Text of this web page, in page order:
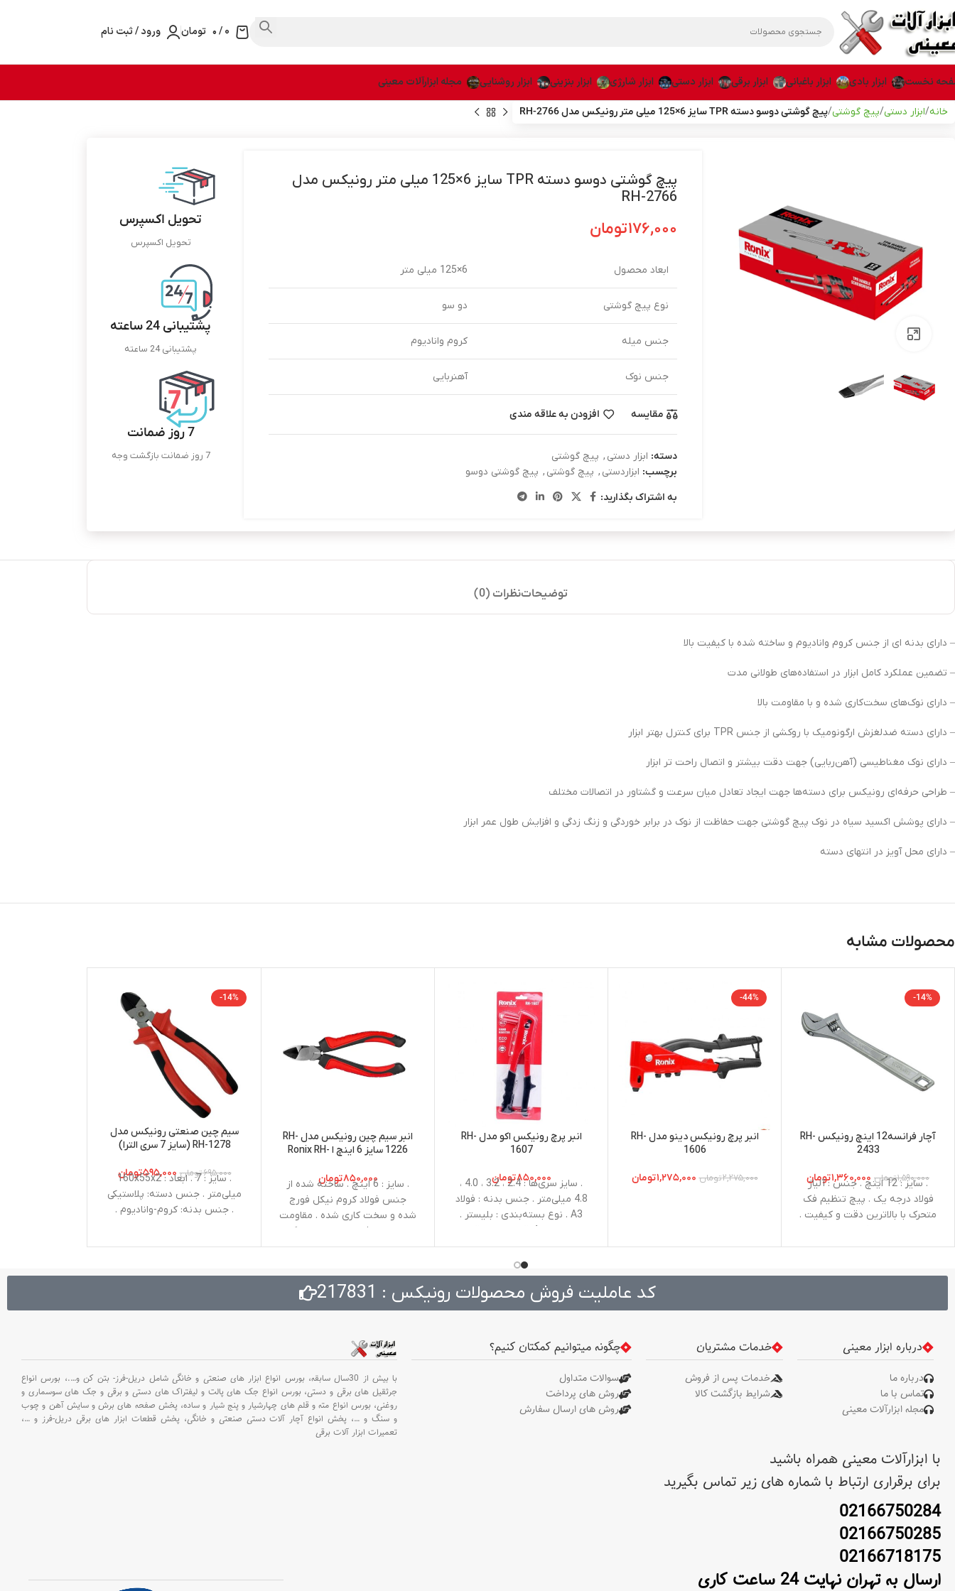
0
/۰ تومان ورود / ثبت نام
نخست ابزار بادی ابزار باغبانی ابزار برقی ابزار دستی ابزار شارژی ابزار بنزینی ابزار روشنایی مجله ابزارآلات معینی
خانه ابزار دستی پیچ گوشتی پیچ گوشتی دوسو دسته TPR سایز 6×125 میلی متر رونیکس مدل RH-2766
پیچ گوشتی دوسو دسته TPR سایز 6×125 میلی متر رونیکس مدل
RH-2766
۱۷۶,۰۰۰تومان
ابعاد محصول 6×125 میلی متر
نوع پیچ گوشتی دو سو
جنس میله کروم وانادیوم
جنس نوک آهنربایی
مقایسه افزودن به علاقه مندی
دسته: ابزار دستی , پیچ گوشتی
برچسب: ابزاردستی , پیچ گوشتی , پیچ گوشتی دوسو
به اشتراک بگذارید:
تحویل اکسپرس
تحویل اکسپرس
پشتیبانی 24 ساعته
پشتیبانی 24 ساعته
7 روز ضمانت
7 روز ضمانت بازگشت وجه
توضیحاتنظرات (0)
– دارای بدنه ای از جنس کروم وانادیوم و ساخته شده با کیفیت بالا
– تضمین عملکرد کامل ابزار در استفاده‌های طولانی مدت
– دارای نوک‌های سخت‌کاری شده و با مقاومت بالا
– دارای دسته ضدلغزش ارگونومیک با روکشی از جنس TPR برای کنترل بهتر ابزار
– دارای نوک‌ مغناطیسی (آهن‌ربایی) جهت دقت بیشتر و اتصال راحت تر ابزار
– طراحی حرفه‌ای رونیکس برای دسته‌ها جهت ایجاد تعادل میان سرعت و گشتاور در اتصالات مختلف
– دارای پوشش اکسید سیاه در نوک پیچ گوشتی جهت حفاظت از نوک در برابر خوردگی و زنگ زدگی و افزایش طول عمر ابزار
– دارای محل آویز در انتهای دسته
محصولات مشابه
-14%
آچار فرانسه12 اینچ رونیکس RH-
2433
۱,۵۹۰,۰۰۰تومان ۱,۳۶۰,۰۰۰تومان
. سایز : 12 اینچ . جنس : آلیاژ
فولاد درجه یک . پیچ تنظیم فک
متحرک با بالاترین دقت و کیفیت .
تضمین قدرت و دوام بالا . طراحی
متنوع در عین راحتی . دارای
استفاده های طولانی مدت
-44%
انبر پرچ رونیکس دینو مدل RH-
1606
۲,۲۷۵,۰۰۰تومان ۱,۲۷۵,۰۰۰تومان
انبر پرچ رونیکس اکو مدل RH-
1607
۸۵۰,۰۰۰تومان
. سایز سری‌ها : 2.4 ، 3.2 ، 4.0 ،
4.8 میلی‌متر . جنس بدنه : فولاد
A3 . نوع بسته‌بندی : بلیستر .
تعویض و یک آچار
انبر سیم چین رونیکس مدل RH-
1226 سایز 6 اینچ ا Ronix RH-
۸۵۰,۰۰۰تومان
. سایز : 6 اینچ . ساخته شده از
جنس فولاد کروم نیکل فورج
شده و سخت کاری شده . مقاومت
بالا در برابر فشار، ضربه، خوردگی و
زنگ زدگی با عمر طولانی . حداکثر
میلی‌متر . دسته های نرم،‌ ضد
لغزش و ضد تعریق با روکشی از
جنس پلاستیک TPR . فک های
حرفه ای . طراحی ارگونومیک با
وزنی سبک و خوش دست
-14%
سیم چین صنعتی رونیکس مدل
RH-1278 (سایز 7 سری الترا)
۶۹۵,۰۰۰تومان ۵۹۵,۰۰۰تومان
. سایز : 7 . ابعاد : 160x55x2
میلی‌متر . جنس دسته: پلاستیکی
. جنس بدنه: کروم-وانادیوم .
کد عاملیت فروش محصولات رونیکس : 217831
درباره ابزار معینی
درباره ما
تماس با ما
مجله ابزارآلات معینی
خدمات مشتریان
خدمات پس از فروش
شرایط بازگشت کالا
چگونه میتوانیم کمکتان کنیم؟
سوالات متداول
روش های پرداخت
روش های ارسال سفارش
با بیش از 30سال سابقه، بورس انواع ابزار های صنعتی و خانگی شامل دریل-فرز- بتن کن و….، بورس انواع
جرثقیل های برقی و دستی، بورس انواع جک های پالت و لیفتراک های دستی و برقی و جک های سوسماری و
روغنی، بورس انواع مته و قلم های چهارشیار و پنج شیار و ساده، پخش صفحه های برش و سایش آهن و چوب
و سنگ و…، پخش انواع آچار آلات دستی صنعتی و خانگی، پخش قطعات ابزار های برقی دریل-فرز و …،
تعمیرات ابزار آلات برقی
با ابزارآلات معینی همراه باشید
برای برقراری ارتباط با شماره های زیر تماس بگیرید
02166750284
02166750285
02166718175
ارسال به تهران نهایت 24 ساعت کاری